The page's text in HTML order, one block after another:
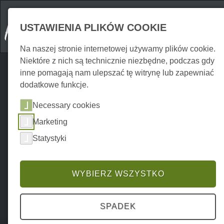
Wycieczki
USTAWIENIA PLIKÓW COOKIE
Na naszej stronie internetowej używamy plików cookie.
Niektóre z nich są technicznie niezbędne, podczas gdy
inne pomagają nam ulepszać tę witrynę lub zapewniać
dodatkowe funkcje.
Necessary cookies
Marketing
Statystyki
WYBIERZ WSZYSTKO
SPADEK